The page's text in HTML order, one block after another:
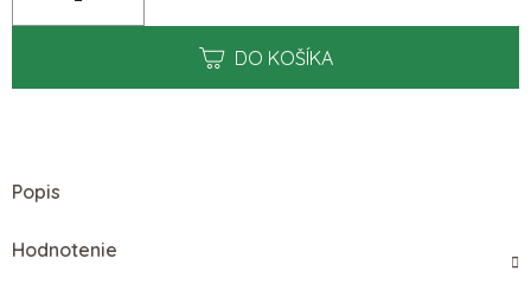
DO KOŠÍKA
Popis
Hodnotenie